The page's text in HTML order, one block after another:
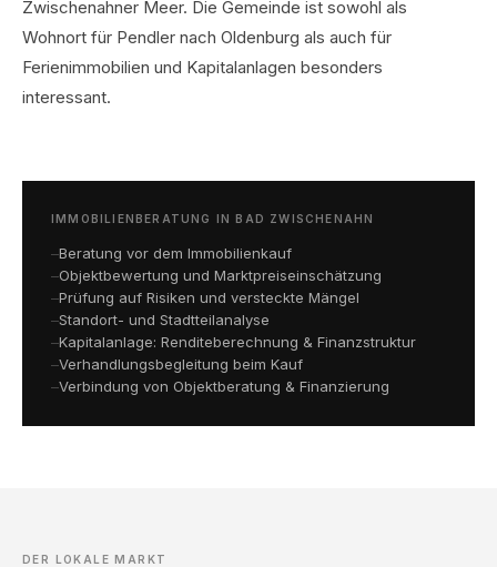
Zwischenahner Meer. Die Gemeinde ist sowohl als
Wohnort für Pendler nach Oldenburg als auch für
Ferienimmobilien und Kapitalanlagen besonders
interessant.
IMMOBILIENBERATUNG IN BAD ZWISCHENAHN
Beratung vor dem Immobilienkauf
Objektbewertung und Marktpreiseinschätzung
Prüfung auf Risiken und versteckte Mängel
Standort- und Stadtteilanalyse
Kapitalanlage: Renditeberechnung & Finanzstruktur
Verhandlungsbegleitung beim Kauf
Verbindung von Objektberatung & Finanzierung
DER LOKALE MARKT